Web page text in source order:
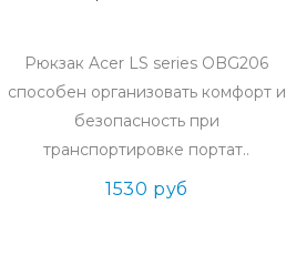
Рюкзак Acer LS series OBG206
способен организовать комфорт и
безопасность при
транспортировке портат..
1530 руб